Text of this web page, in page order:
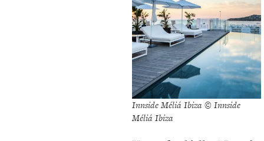
Innside Méliá Ibiza © Innside
Méliá Ibiza